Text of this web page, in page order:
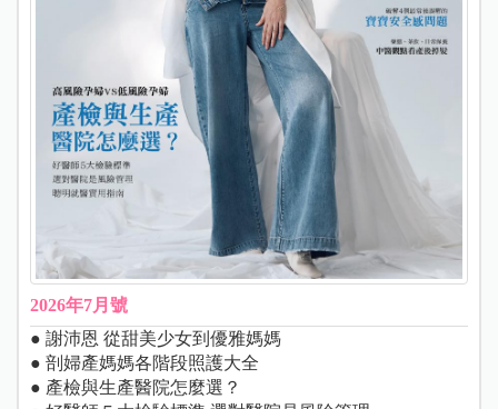
2026年7月號
● 謝沛恩 從甜美少女到優雅媽媽
● 剖婦產媽媽各階段照護大全
● 產檢與生產醫院怎麼選？